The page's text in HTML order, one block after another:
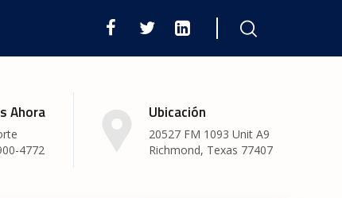
Ahora
4772
Ubicación
20527 FM 1093 Unit A9
Richmond, Texas 77407